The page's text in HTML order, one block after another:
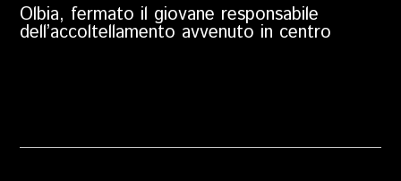
Olbia, fermato il giovane responsabile
dell’accoltellamento avvenuto in centro